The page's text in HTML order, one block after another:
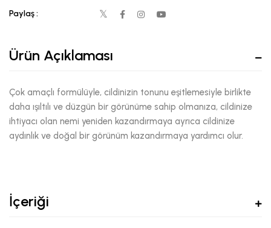
Paylaş :
Ürün Açıklaması
Çok amaçlı formülüyle, cildinizin tonunu eşitlemesiyle birlikte
daha ışıltılı ve düzgün bir görünüme sahip olmanıza, cildinize
ihtiyacı olan nemi yeniden kazandırmaya ayrıca cildinize
aydınlık ve doğal bir görünüm kazandırmaya yardımcı olur.
İçeriği